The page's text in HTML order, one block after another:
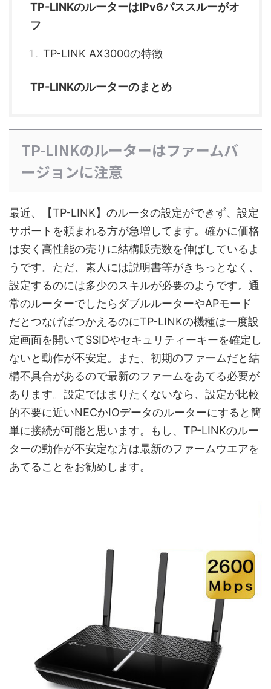
TP-LINKのルーターはIPv6パススルーがオ
フ
TP-LINK AX3000の特徴
TP-LINKのルーターのまとめ
TP-LINKのルーターはファームバ
ージョンに注意
最近、【TP-LINK】のルータの設定ができず、設定
サポートを頼まれる方が急増してます。確かに価格
は安く高性能の売りに結構販売数を伸ばしているよ
うです。ただ、素人には説明書等がきちっとなく、
設定するのには多少のスキルが必要のようです。通
常のルーターでしたらダブルルーターやAPモード
だとつなげばつかえるのにTP-LINKの機種は一度設
定画面を開いてSSIDやセキュリティーキーを確定し
ないと動作が不安定。また、初期のファームだと結
構不具合があるので最新のファームをあてる必要が
あります。設定ではまりたくないなら、設定が比較
的不要に近いNECかIOデータのルーターにすると簡
単に接続が可能と思います。もし、TP-LINKのルー
ターの動作が不安定な方は最新のファームウエアを
あてることをお勧めします。